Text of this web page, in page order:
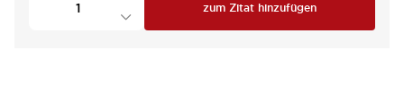
zum Zitat hinzufügen